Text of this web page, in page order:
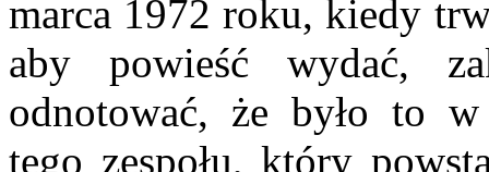
marca 1972 roku, kiedy
aby powieść wydać,
odnotować, że było to w
tego zespołu, który